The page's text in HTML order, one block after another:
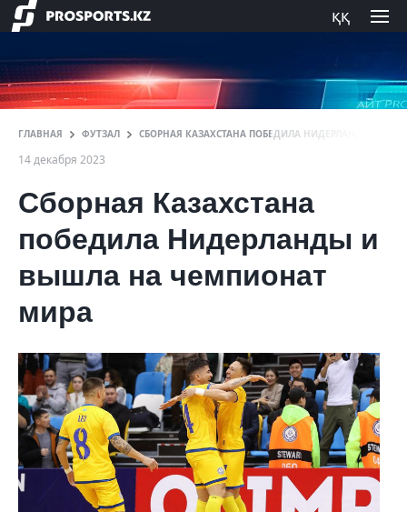
ққ
ГЛАВНАЯ ФУТЗАЛ СБОРНАЯ КАЗАХСТАНА ПОБЕДИЛА НИДЕРЛАНДЫ И
14 декабря 2023
Сборная Казахстана
победила Нидерланды и
вышла на чемпионат
мира